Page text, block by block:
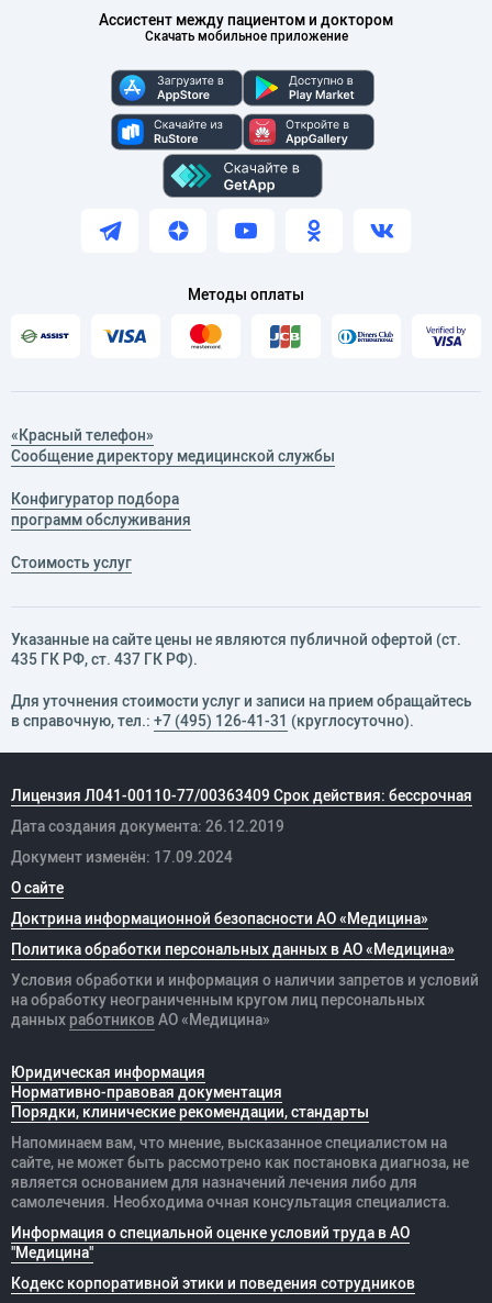
Ассистент между пациентом и доктором
Скачать мобильное приложение
Методы оплаты
«Красный телефон»
Сообщение директору медицинской службы
Конфигуратор подбора
программ обслуживания
Стоимость услуг
Указанные на сайте цены не являются публичной офертой (ст.
435 ГК РФ, cт. 437 ГК РФ).
Для уточнения стоимости услуг и записи на прием обращайтесь
в справочную, тел.: +7 (495) 126-41-31 (круглосуточно).
Лицензия Л041-00110-77/00363409 Срок действия: бессрочная
Дата создания документа: 26.12.2019
Документ изменён: 17.09.2024
О сайте
Доктрина информационной безопасности АО «Медицина»
Политика обработки персональных данных в АО «Медицина»
Условия обработки и информация о наличии запретов и условий
на обработку неограниченным кругом лиц персональных
данных работников АО «Медицина»
Юридическая информация
Нормативно-правовая документация
Порядки, клинические рекомендации, стандарты
Напоминаем вам, что мнение, высказанное специалистом на
сайте, не может быть рассмотрено как постановка диагноза, не
является основанием для назначений лечения либо для
самолечения. Необходима очная консультация специалиста.
Информация о специальной оценке условий труда в АО
"Медицина"
Кодекс корпоративной этики и поведения сотрудников